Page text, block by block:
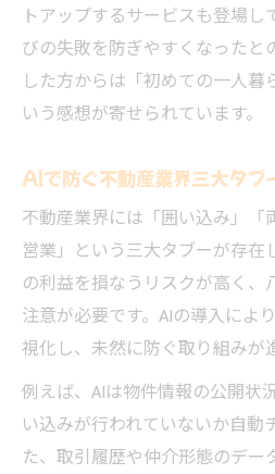
トアップするサービスも登場
びの失敗を防ぎやすくなったと
した方からは「初めての一人暮
いう感想が寄せられています。
AIで防ぐ不動産業界三大タブ
不動産業界には「囲い込み」
営業」という三大タブーが存在
の利益を損なうリスクが高く、
注意が必要です。AIの導入によ
視化し、未然に防ぐ取り組みが
例えば、AIは物件情報の公開状
い込みが行われていないか自動
た、取引履歴や仲介形態のデー